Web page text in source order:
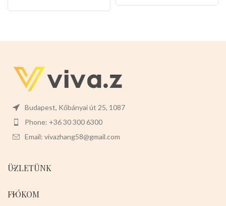
már egy kézzel tudják vezetni a
mást.Maximálisan bírja a kutyák
x110cm hosszú -1,2cm vastag
Színei:- PIROS -KÉK -FEKETE
Válasszon a termék magas
Budapest, Kőbányai út 25, 1087
Phone: +36 30 300 6300
Email: vivazhang58@gmail.com
ÜZLETÜNK
FIÓKOM